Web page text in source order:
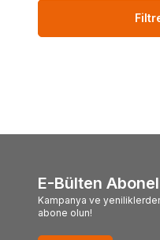
E-Bülten
Kampanya ve
abone olun!